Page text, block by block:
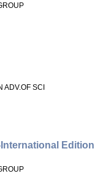
ADV.OF SCI
Edition